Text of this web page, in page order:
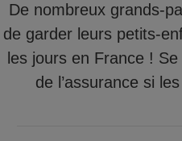
De nombreux grands-
de garder leurs petits-
les jours en France !
de l’assurance si